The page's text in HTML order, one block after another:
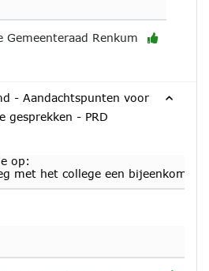
Gemeenteraad Renkum
- Aandachtspunten voor
gesprekken - PRD
op:
met het college een bijeenkomst